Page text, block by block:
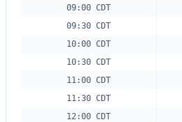
09:00 CDT
09:30 CDT
10:00 CDT
10:30 CDT
11:00 CDT
11:30 CDT
12:00 CDT